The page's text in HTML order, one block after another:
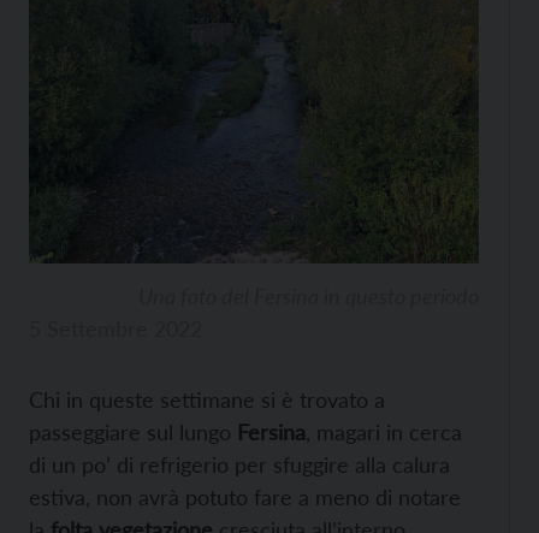
Chi in queste settimane si è trovato a
passeggiare sul lungo Fersina , magari in cerca
di un po’ di refrigerio per sfuggire alla calura
estiva, non avrà potuto fare a meno di notare